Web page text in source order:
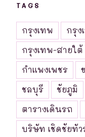
TAGS
กรุงเทพ
กรุง
กรุงเทพ-สายใต้
กำแพงเพชร
ชลบุรี
ชัยภูมิ
ตารางเดินรถ
บริษัท เชิดชัยทัว